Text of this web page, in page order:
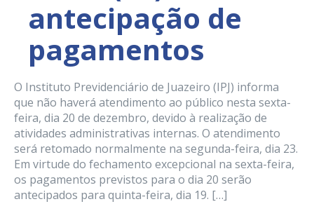
antecipação de
pagamentos
O Instituto Previdenciário de Juazeiro (IPJ) informa
que não haverá atendimento ao público nesta sexta-
feira, dia 20 de dezembro, devido à realização de
atividades administrativas internas. O atendimento
será retomado normalmente na segunda-feira, dia 23.
Em virtude do fechamento excepcional na sexta-feira,
os pagamentos previstos para o dia 20 serão
antecipados para quinta-feira, dia 19. […]